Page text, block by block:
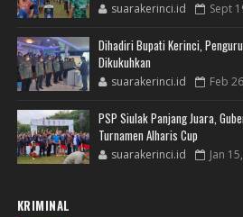
suarakerinci.id Sept
Dihadiri Bupati Kerinci,
Dikukuhkan
suarakerinci.id Feb
PSP Siulak Panjang Juara,
Turnamen Alharis Cup
suarakerinci.id Jan
KRIMINAL